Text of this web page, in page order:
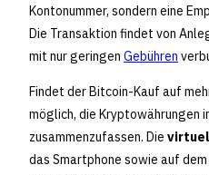
Kontonummer, sondern eine
Die Transaktion findet von
mit nur geringen Gebühren
Findet der Bitcoin-Kauf auf
möglich, die Kryptowährungen
zusammenzufassen. Die
das Smartphone sowie auf